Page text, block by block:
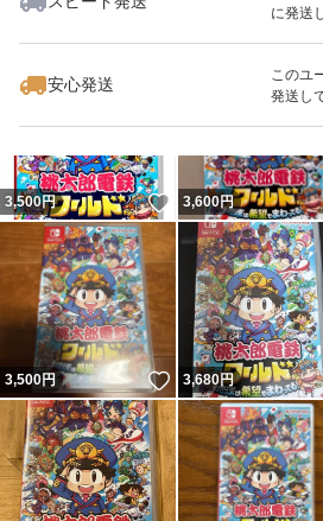
に発送
安心発送
このユ
発送し
3,500円 いいね！
3,600円
3,500円 いいね！
3,680円